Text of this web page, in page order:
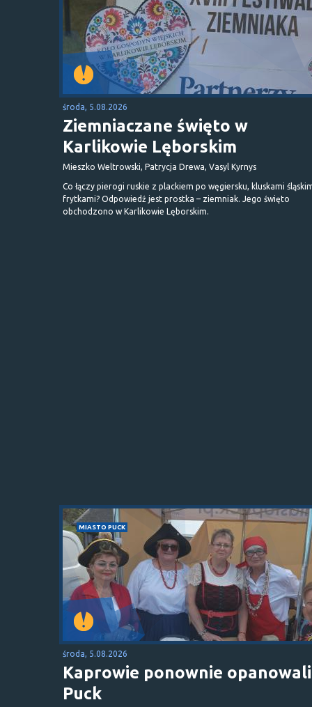
środa, 5.08.2026
Ziemniaczane święto w
Karlikowie Lęborskim
Mieszko Weltrowski, Patrycja Drewa, Vasyl Kyrnys
Co łączy pierogi ruskie z plackiem po węgiersku, kluskami
frytkami? Odpowiedź jest prostka – ziemniak. Jego święto
obchodzono w Karlikowie Lęborskim.
MIASTO PUCK
środa, 5.08.2026
Kaprowie ponownie opanowali
Puck